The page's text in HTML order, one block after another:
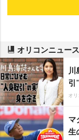
オリコンニュー
引
オ
マ
生